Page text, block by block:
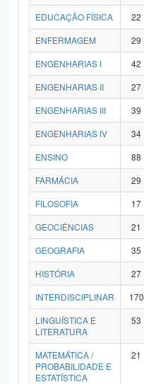
EDUCAÇÃO FÍSICA
22
ENFERMAGEM
29
ENGENHARIAS I
42
ENGENHARIAS II
27
ENGENHARIAS III
39
ENGENHARIAS IV
34
ENSINO
88
FARMÁCIA
29
FILOSOFIA
17
GEOCIÊNCIAS
21
GEOGRAFIA
35
HISTÓRIA
27
INTERDISCIPLINAR
170
LINGUÍSTICA E
LITERATURA
53
MATEMÁTICA /
PROBABILIDADE E
ESTATÍSTICA
21